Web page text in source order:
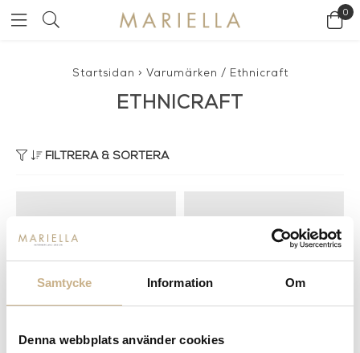
Samtycke Information Om
Denna webbplats använder cookies
0
Startsidan > Varumärken / Ethnicraft
ETHNICRAFT
FILTRERA & SORTERA